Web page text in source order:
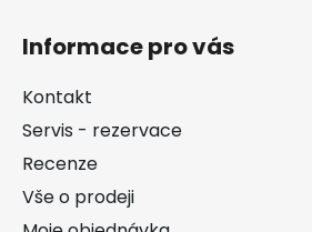
Informace pro vás
Kontakt
Servis - rezervace
Recenze
Vše o prodeji